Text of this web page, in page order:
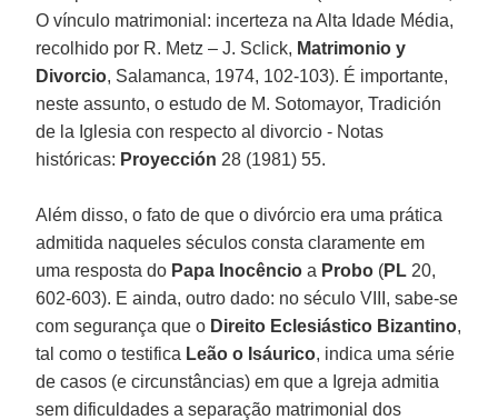
O vínculo matrimonial: incerteza na Alta Idade Média,
recolhido por R. Metz – J. Sclick, Matrimonio y
Divorcio, Salamanca, 1974, 102-103). É importante,
neste assunto, o estudo de M. Sotomayor, Tradición
de la Iglesia con respecto al divorcio - Notas
históricas: Proyección 28 (1981) 55.
Além disso, o fato de que o divórcio era uma prática
admitida naqueles séculos consta claramente em
uma resposta do Papa Inocêncio a Probo (PL 20,
602-603). E ainda, outro dado: no século VIII, sabe-se
com segurança que o Direito Eclesiástico Bizantino,
tal como o testifica Leão o Isáurico, indica uma série
de casos (e circunstâncias) em que a Igreja admitia
sem dificuldades a separação matrimonial dos